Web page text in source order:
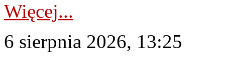
Więcej...
6 sierpnia 2026, 13:25